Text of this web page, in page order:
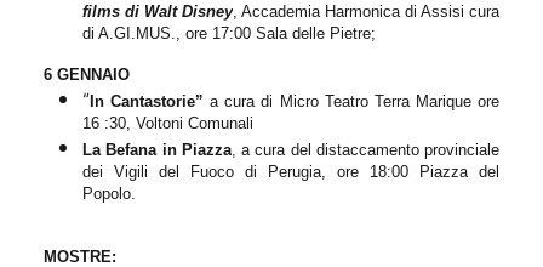
films di Walt Disney Accademia Harmonica di Assisi cura
di A. GI.MUS., ore 17:00 Sala delle Pietre;
6 GENNAIO
“In Cantastorie”a cura di Micro Teatro Terra Marique ore
16 :30, Voltoni Comunali
La Befana in Piazza, a cura del distaccamento provinciale
dei Vigili del Fuoco di Perugia, ore 18:00 Piazza del
Popolo.
MOSTRE: